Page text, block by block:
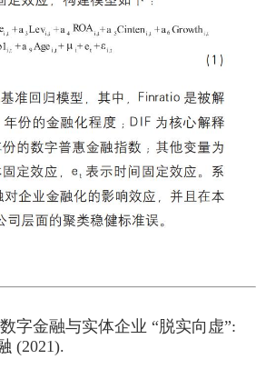
字金融与实体企业 “脱实向虚”:
(2021).